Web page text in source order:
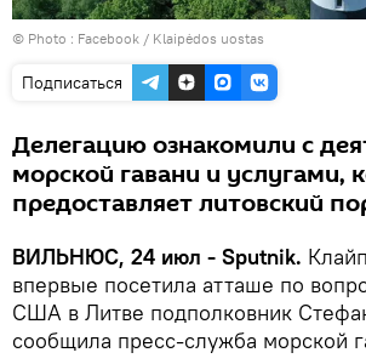
© Photo : Facebook / Klaipėdos uostas
Подписаться
Делегацию ознакомили с
морской гавани и услугами,
предоставляет литовский
ВИЛЬНЮС, 24 июл - Sputnik.
впервые посетила атташе по
США в Литве подполковник
сообщила пресс-служба морской